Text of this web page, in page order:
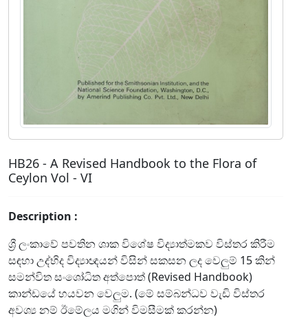
HB26 - A Revised Handbook to the Flora of
Ceylon Vol - VI
Description :
ශ්‍රී ලංකාවේ පවතින ශාක විශේෂ විද්‍යාත්මකව විස්තර කිරීම
සඳහා උද්භිද විද්‍යාඥයන් විසින් සකසන ලද වෙලුම් 15 කින්
සමන්විත සංශෝධිත අත්පොත් (Revised Handbook)
කාන්ඩයේ හයවන වෙලුම. (මේ සම්බන්ධව වැඩි විස්තර
අවශ්‍ය නම් ඊමේලය මගින් විමසීමක් කරන්න)